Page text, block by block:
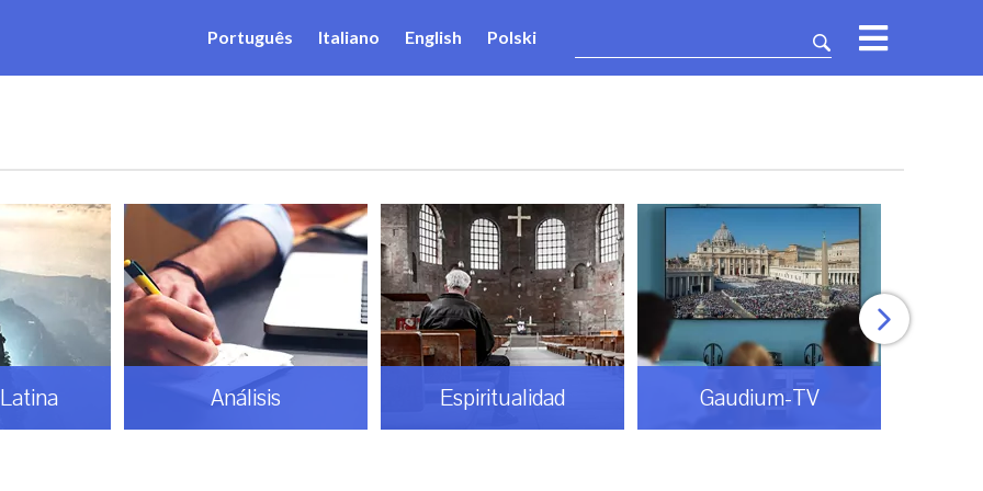
Português Italiano English Polski
Análisis Espiritualidad Gaudium-TV